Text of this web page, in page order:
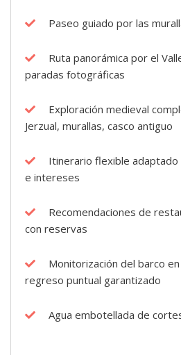
Paseo guiado por las
Ruta panorámica por el
paradas fotográficas
Exploración medieval
Jerzual, murallas, casco antiguo
Itinerario flexible adaptado
e intereses
Recomendaciones de
con reservas
Monitorización del barco
regreso puntual garantizado
Agua embotellada de